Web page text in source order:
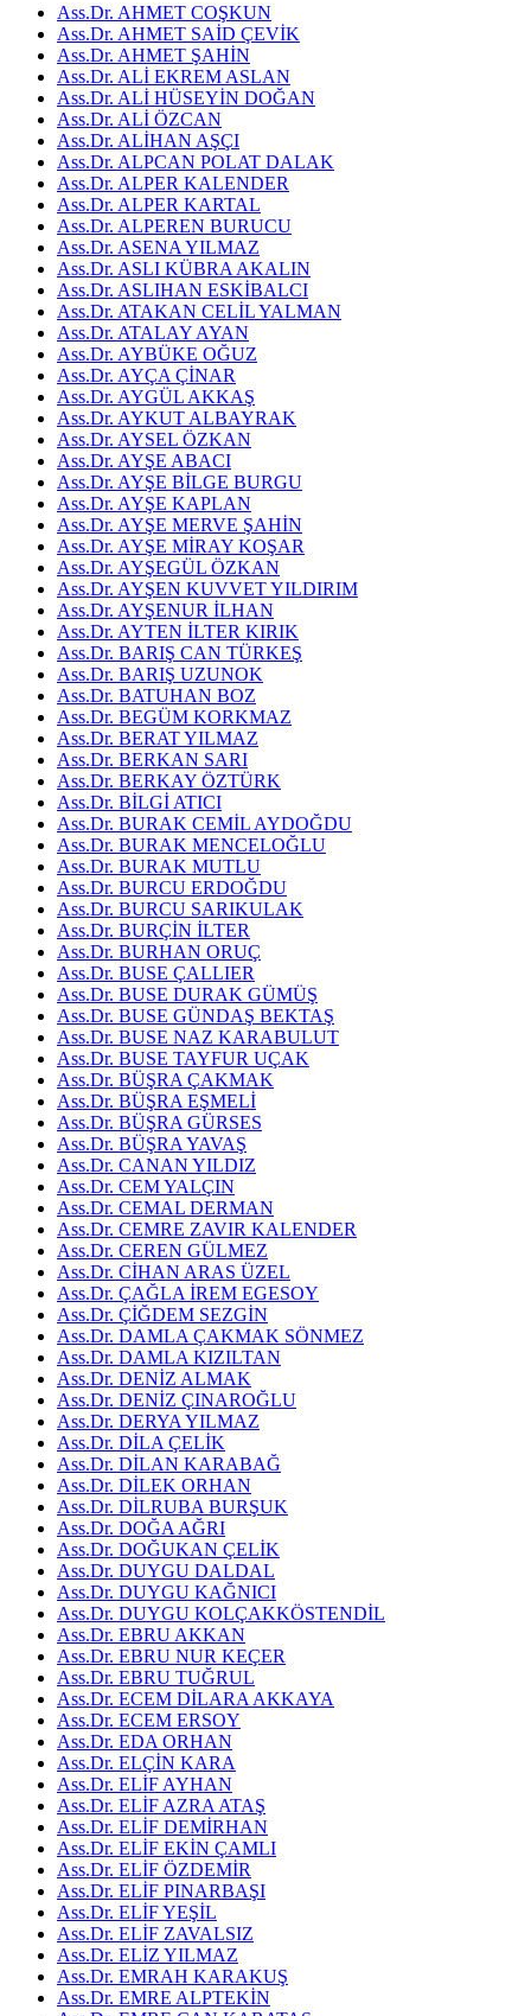
Ass.Dr. AHMET COŞKUN
Ass.Dr. AHMET SAİD ÇEVİK
Ass.Dr. AHMET ŞAHİN
Ass.Dr. ALİ EKREM ASLAN
Ass.Dr. ALİ HÜSEYİN DOĞAN
Ass.Dr. ALİ ÖZCAN
Ass.Dr. ALİHAN AŞÇI
Ass.Dr. ALPCAN POLAT DALAK
Ass.Dr. ALPER KALENDER
Ass.Dr. ALPER KARTAL
Ass.Dr. ALPEREN BURUCU
Ass.Dr. ASENA YILMAZ
Ass.Dr. ASLI KÜBRA AKALIN
Ass.Dr. ASLIHAN ESKİBALCI
Ass.Dr. ATAKAN CELİL YALMAN
Ass.Dr. ATALAY AYAN
Ass.Dr. AYBÜKE OĞUZ
Ass.Dr. AYÇA ÇİNAR
Ass.Dr. AYGÜL AKKAŞ
Ass.Dr. AYKUT ALBAYRAK
Ass.Dr. AYSEL ÖZKAN
Ass.Dr. AYŞE ABACI
Ass.Dr. AYŞE BİLGE BURGU
Ass.Dr. AYŞE KAPLAN
Ass.Dr. AYŞE MERVE ŞAHİN
Ass.Dr. AYŞE MİRAY KOŞAR
Ass.Dr. AYŞEGÜL ÖZKAN
Ass.Dr. AYŞEN KUVVET YILDIRIM
Ass.Dr. AYŞENUR İLHAN
Ass.Dr. AYTEN İLTER KIRIK
Ass.Dr. BARIŞ CAN TÜRKEŞ
Ass.Dr. BARIŞ UZUNOK
Ass.Dr. BATUHAN BOZ
Ass.Dr. BEGÜM KORKMAZ
Ass.Dr. BERAT YILMAZ
Ass.Dr. BERKAN SARI
Ass.Dr. BERKAY ÖZTÜRK
Ass.Dr. BİLGİ ATICI
Ass.Dr. BURAK CEMİL AYDOĞDU
Ass.Dr. BURAK MENCELOĞLU
Ass.Dr. BURAK MUTLU
Ass.Dr. BURCU ERDOĞDU
Ass.Dr. BURCU SARIKULAK
Ass.Dr. BURÇİN İLTER
Ass.Dr. BURHAN ORUÇ
Ass.Dr. BUSE ÇALLIER
Ass.Dr. BUSE DURAK GÜMÜŞ
Ass.Dr. BUSE GÜNDAŞ BEKTAŞ
Ass.Dr. BUSE NAZ KARABULUT
Ass.Dr. BUSE TAYFUR UÇAK
Ass.Dr. BÜŞRA ÇAKMAK
Ass.Dr. BÜŞRA EŞMELİ
Ass.Dr. BÜŞRA GÜRSES
Ass.Dr. BÜŞRA YAVAŞ
Ass.Dr. CANAN YILDIZ
Ass.Dr. CEM YALÇIN
Ass.Dr. CEMAL DERMAN
Ass.Dr. CEMRE ZAVIR KALENDER
Ass.Dr. CEREN GÜLMEZ
Ass.Dr. CİHAN ARAS ÜZEL
Ass.Dr. ÇAĞLA İREM EGESOY
Ass.Dr. ÇİĞDEM SEZGİN
Ass.Dr. DAMLA ÇAKMAK SÖNMEZ
Ass.Dr. DAMLA KIZILTAN
Ass.Dr. DENİZ ALMAK
Ass.Dr. DENİZ ÇINAROĞLU
Ass.Dr. DERYA YILMAZ
Ass.Dr. DİLA ÇELİK
Ass.Dr. DİLAN KARABAĞ
Ass.Dr. DİLEK ORHAN
Ass.Dr. DİLRUBA BURŞUK
Ass.Dr. DOĞA AĞRI
Ass.Dr. DOĞUKAN ÇELİK
Ass.Dr. DUYGU DALDAL
Ass.Dr. DUYGU KAĞNICI
Ass.Dr. DUYGU KOLÇAKKÖSTENDİL
Ass.Dr. EBRU AKKAN
Ass.Dr. EBRU NUR KEÇER
Ass.Dr. EBRU TUĞRUL
Ass.Dr. ECEM DİLARA AKKAYA
Ass.Dr. ECEM ERSOY
Ass.Dr. EDA ORHAN
Ass.Dr. ELÇİN KARA
Ass.Dr. ELİF AYHAN
Ass.Dr. ELİF AZRA ATAŞ
Ass.Dr. ELİF DEMİRHAN
Ass.Dr. ELİF EKİN ÇAMLI
Ass.Dr. ELİF ÖZDEMİR
Ass.Dr. ELİF PINARBAŞI
Ass.Dr. ELİF YEŞİL
Ass.Dr. ELİF ZAVALSIZ
Ass.Dr. ELİZ YILMAZ
Ass.Dr. EMRAH KARAKUŞ
Ass.Dr. EMRE ALPTEKİN